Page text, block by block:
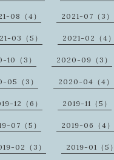
08（4） 2021-07（3）
03（5） 2021-02（4）
10（3） 2020-09（3）
05（3） 2020-04（4）
12（6） 2019-11（5）
07（5） 2019-06（4）
02（3） 2019-01（5）